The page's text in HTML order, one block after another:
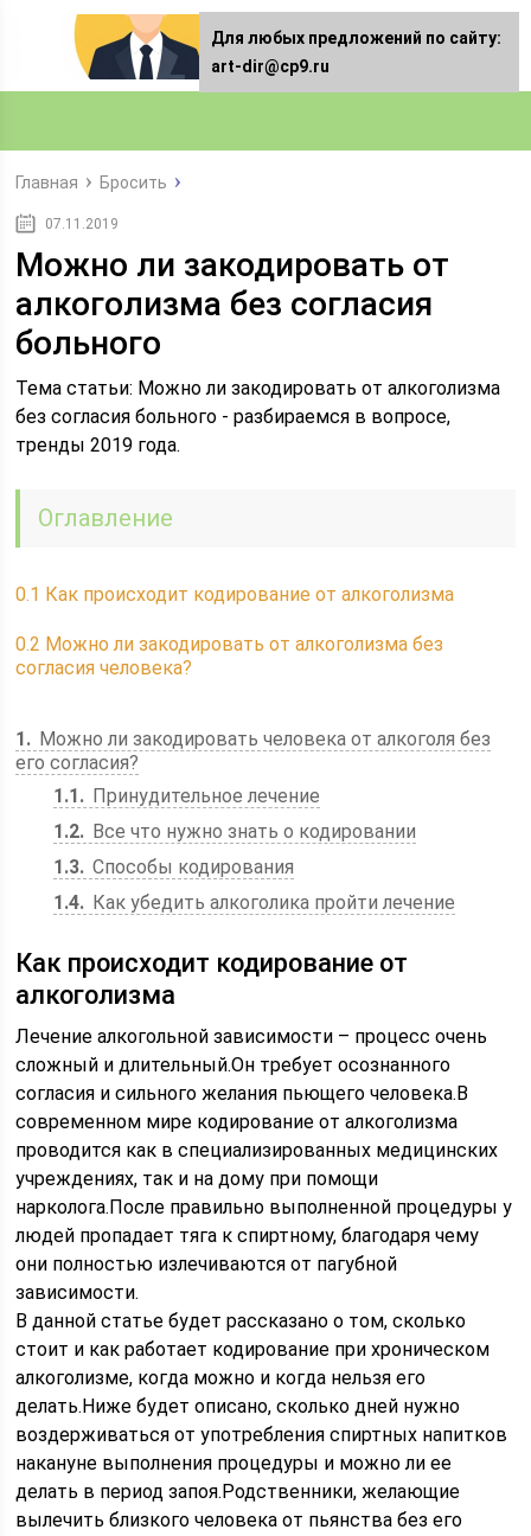
Главная Бросить
07.11.2019
Можно ли закодировать от
алкоголизма без согласия
больного
Тема статьи: Можно ли закодировать от алкоголизма
без согласия больного - разбираемся в вопросе,
тренды 2019 года.
Оглавление
0.1 Как происходит кодирование от алкоголизма
0.2 Можно ли закодировать от алкоголизма без
согласия человека?
1
Можно ли закодировать человека от алкоголя без
его согласия?
1.1
Принудительное лечение
1.2
Все что нужно знать о кодировании
1.3 Способы кодирования
1.4
Как убедить алкоголика пройти лечение
Как происходит кодирование от
алкоголизма
Лечение алкогольной зависимости – процесс очень
сложный и длительный.Он требует осознанного
согласия и сильного желания пьющего человека.В
современном мире кодирование от алкоголизма
проводится как в специализированных медицинских
учреждениях, так и на дому при помощи
нарколога.После правильно выполненной процедуры у
людей пропадает тяга к спиртному, благодаря чему
они полностью излечиваются от пагубной
зависимости.
В данной статье будет рассказано о том, сколько
стоит и как работает кодирование при хроническом
алкоголизме, когда можно и когда нельзя его
делать.Ниже будет описано, сколько дней нужно
воздерживаться от употребления спиртных напитков
накануне выполнения процедуры и можно ли ее
делать в период запоя.Родственники, желающие
вылечить близкого человека от пьянства без его
Для любых предложений по сайту:
art-dir@cp9.ru